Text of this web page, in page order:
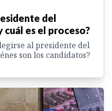
del
cuál es el proceso?
al presidente del
son los candidatos?